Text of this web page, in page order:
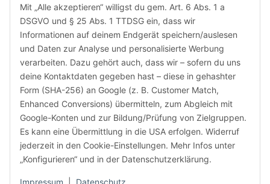
Mit „Alle akzeptieren“ willigst du gem. Art. 6 Abs. 1 a
DSGVO und § 25 Abs. 1 TTDSG ein, dass wir
Informationen auf deinem Endgerät speichern/auslesen
und Daten zur Analyse und personalisierte Werbung
verarbeiten. Dazu gehört auch, dass wir – sofern du uns
deine Kontaktdaten gegeben hast – diese in gehashter
Form (SHA-256) an Google (z. B. Customer Match,
Enhanced Conversions) übermitteln, zum Abgleich mit
Google-Konten und zur Bildung/Prüfung von Zielgruppen.
Es kann eine Übermittlung in die USA erfolgen. Widerruf
jederzeit in den Cookie-Einstellungen. Mehr Infos unter
„Konfigurieren“ und in der Datenschutzerklärung.
Maße:
25 mm x 5 m
Farbe:
grau
Traglast:
250 daN
ab 3,01 €
ab 20 Stück | 1 Stk = 5 m
inkl. 19% USt.
Stück